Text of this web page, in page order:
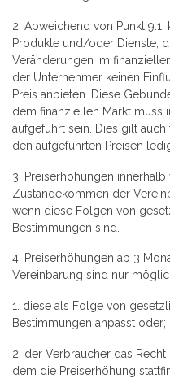
2. Abweichend von Punkt
Produkte und/oder Dienste,
Veränderungen im
der Unternehmer keinen
Preis anbieten. Diese
dem finanziellen Markt muss
aufgeführt sein. Dies gilt
den aufgeführten Preisen
3. Preiserhöhungen
Zustandekommen der
wenn diese Folgen von
Bestimmungen sind.
4. Preiserhöhungen ab 3
Vereinbarung sind nur
1. diese als Folge von
Bestimmungen anpasst oder;
2. der Verbraucher das
dem die Preiserhöhung